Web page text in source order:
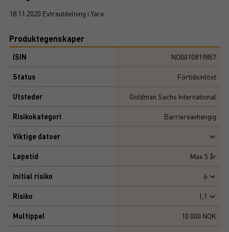
18.11.2020 Extrautdelning i Yara
Produktegenskaper
ISIN NO0010819857
Status Förtidsinlöst
Utsteder Goldman Sachs International
Risikokategori Barriereavhengig
Viktige datoer
Løpetid Max 5 år
Initial risiko 6
Risiko 1,1
Multippel 10 000 NOK